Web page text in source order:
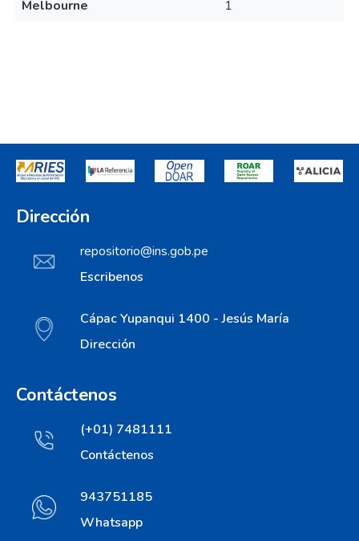
Melbourne
1
Dirección
repositorio@ins.gob.pe
Escribenos
Cápac Yupanqui 1400 - Jesús María
Dirección
Contáctenos
(+01) 7481111
Contáctenos
943751185
Whatsapp